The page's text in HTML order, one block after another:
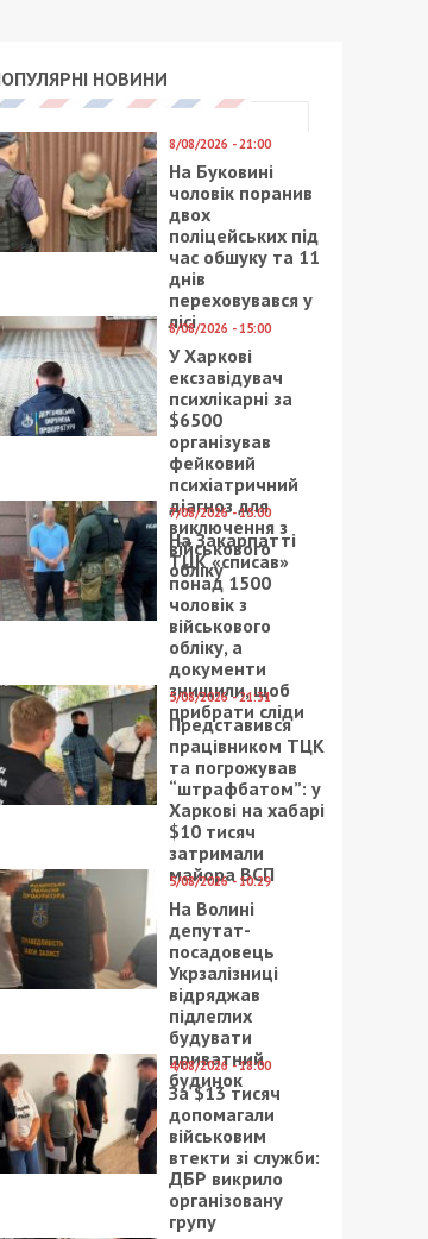
НОВИНИ
8/08/2026 - 21:00
На Буковині
чоловік поранив
двох
поліцейських під
час обшуку та 11
днів
переховувався у
лісі
8/08/2026 - 15:00
У Харкові
ексзавідувач
психлікарні за
$6500
організував
фейковий
психіатричний
діагноз для
виключення з
військового
обліку
7/08/2026 - 15:00
На Закарпатті
ТЦК «списав»
понад 1500
чоловік з
військового
обліку, а
документи
знищили, щоб
прибрати сліди
5/08/2026 - 21:31
Представився
працівником ТЦК
та погрожував
“штрафбатом”: у
Харкові на хабарі
$10 тисяч
затримали
майора ВСП
5/08/2026 - 10:29
На Волині
депутат-
посадовець
Укрзалізниці
відряджав
підлеглих
будувати
приватний
будинок
4/08/2026 - 18:00
За $13 тисяч
допомагали
військовим
втекти зі служби:
ДБР викрило
організовану
групу